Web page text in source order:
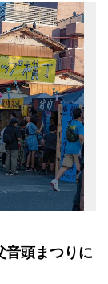
頭まつりに